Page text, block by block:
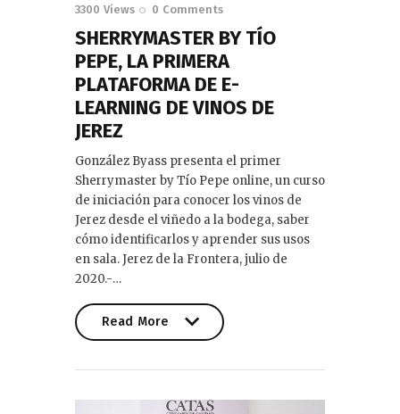
3300 Views 0 Comments
SHERRYMASTER BY TÍO
PEPE, LA PRIMERA
PLATAFORMA DE E-
LEARNING DE VINOS DE
JEREZ
González Byass presenta el primer
Sherrymaster by Tío Pepe online, un curso
de iniciación para conocer los vinos de
Jerez desde el viñedo a la bodega, saber
cómo identificarlos y aprender sus usos
en sala. Jerez de la Frontera, julio de
2020.-…
Read More